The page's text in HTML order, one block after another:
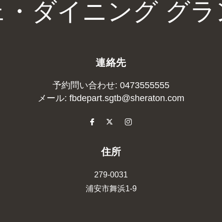
ダイニング グ
連絡先
予約問い合わせ: 0473555555
メール: fbdepart.sgtb@sheraton.com
住所
279-0031
浦安市舞浜1-9